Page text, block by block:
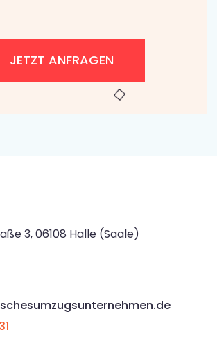
JETZT ANFRAGEN
3, 06108 Halle (Saale)